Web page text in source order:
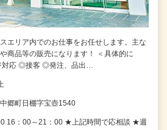
エリア内でのお仕事をお任せします。主な
商品等の販売になります！ ＜具体的に
応 ◎接客 ◎発注、品出…
郷町日棚字宝壺1540
16：00～21：00 ★上記時間で応相談 ★週